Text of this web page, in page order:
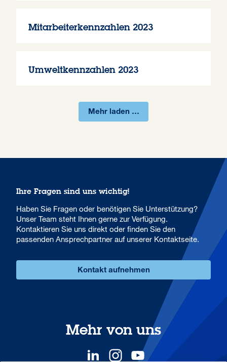
Mitarbeiterkennzahlen 2023
Umweltkennzahlen 2023
Mehr laden …
Ihre Fragen sind uns wichtig!
Haben Sie Fragen oder benötigen Sie Unterstützung?
Unser Team steht Ihnen gerne zur Verfügung.
Kontaktieren Sie uns direkt oder finden Sie den
passenden Ansprechpartner auf unserer Kontaktseite.
Kontakt aufnehmen
Mehr von uns